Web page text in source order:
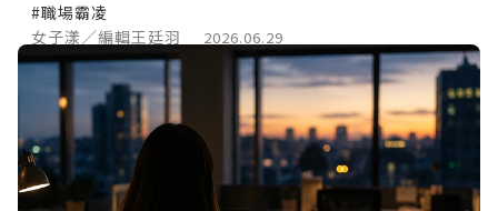
#職場霸凌
女子漾／編輯王廷羽
2026.06.29